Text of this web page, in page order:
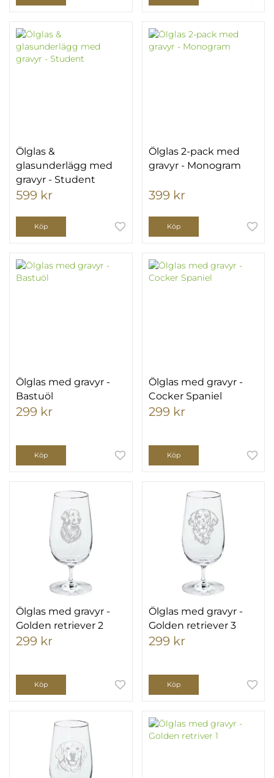
Ölglas &
glasunderlägg med
gravyr - Student
599 kr
Köp
Ölglas 2-pack med
gravyr - Monogram
399 kr
Köp
Ölglas med gravyr -
Bastuöl
299 kr
Köp
Ölglas med gravyr -
Cocker Spaniel
299 kr
Köp
Ölglas med gravyr -
Golden retriever 2
299 kr
Köp
Ölglas med gravyr -
Golden retriever 3
299 kr
Köp